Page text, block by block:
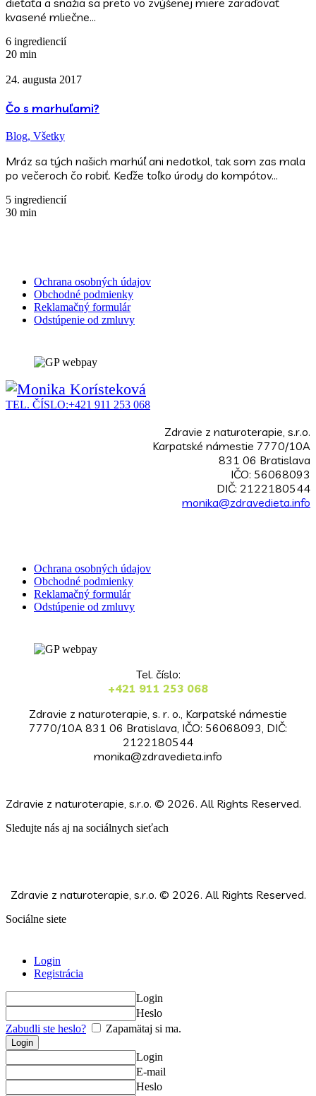
kvasené mliečne…
6 ingrediencií
20 min
24. augusta 2017
Čo s marhuľami?
Blog, Všetky
Mráz sa tých našich marhúľ ani nedotkol, tak som zas mala
po večeroch čo robiť. Keďže toľko úrody do kompótov…
5 ingrediencií
30 min
Ochrana osobných údajov
Obchodné podmienky
Reklamačný formulár
Odstúpenie od zmluvy
TEL. ČÍSLO:+421 911 253 068
Zdravie z naturoterapie, s.r.o.
Karpatské námestie 7770/10A
831 06 Bratislava
IČO: 56068093
DIČ: 2122180544
monika@zdravedieta.info
Ochrana osobných údajov
Obchodné podmienky
Reklamačný formulár
Odstúpenie od zmluvy
Tel. číslo:
+421 911 253 068
Zdravie z naturoterapie, s. r. o., Karpatské námestie
7770/10A 831 06 Bratislava, IČO: 56068093, DIČ:
2122180544
monika@zdravedieta.info
Zdravie z naturoterapie, s.r.o. © 2026. All Rights Reserved.
Sledujte nás aj na sociálnych sieťach
Zdravie z naturoterapie, s.r.o. © 2026. All Rights Reserved.
Sociálne siete
Login
Registrácia
Login
Heslo
Zabudli ste heslo?
Zapamätaj si ma.
Login
E-mail
Heslo